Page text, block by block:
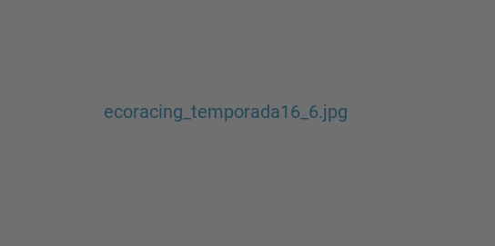
ecoracing_temporada16_6.jpg